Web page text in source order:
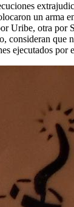
un arma
Uribe, otra por
consideran que
ejecutados por